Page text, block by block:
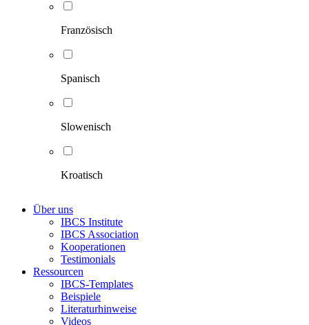
Französisch
Spanisch
Slowenisch
Kroatisch
Über uns
IBCS Institute
IBCS Association
Kooperationen
Testimonials
Ressourcen
IBCS-Templates
Beispiele
Literaturhinweise
Videos